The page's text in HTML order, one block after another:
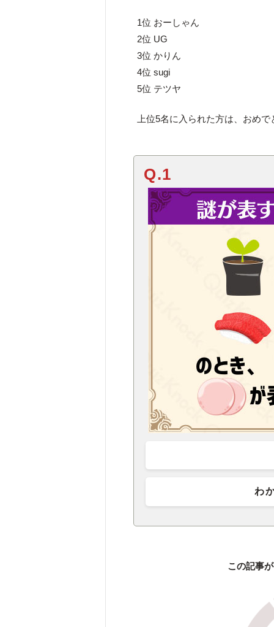
1位 おーしゃん
2位 UG
3位 かりん
4位 sugi
5位 テツヤ
上位5名に入られた方は、おめ
Q.1
わ
この記事